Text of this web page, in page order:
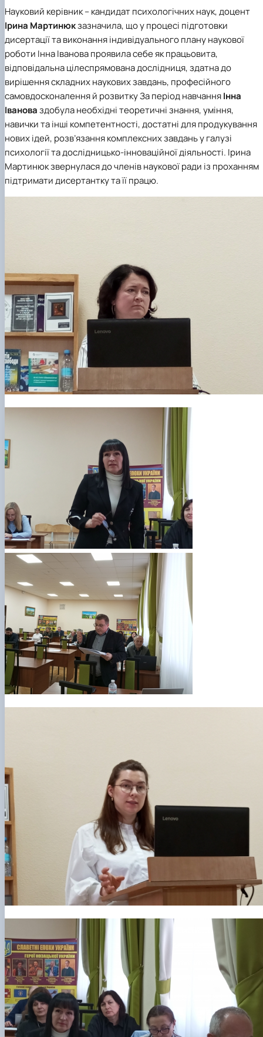
Науковий керівник – кандидат психологічних наук, доцент
Ірина Мартинюкзазначила, що у процесі підготовки
дисертації та виконання індивідуального плану наукової
роботи Інна Іванова проявила себе як працьовита,
відповідальна цілеспрямована дослідниця, здатна до
вирішення складних наукових завдань, професійного
самовдосконалення й розвитку За період навчанняІнна
Івановаздобула необхідні теоретичні знання, уміння,
навички та інші компетентності, достатні для продукування
нових ідей, розв’язання комплексних завдань у галузі
психології та дослідницько-інноваційної діяльності. Ірина
Мартинюк звернулася до членів наукової ради із проханням
підтримати дисертантку та її працю.